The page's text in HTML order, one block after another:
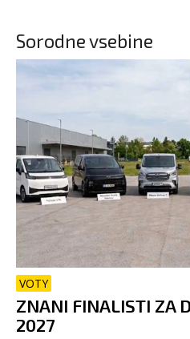
Sorodne vsebine
VOTY
ZNANI FINALISTI ZA
2027